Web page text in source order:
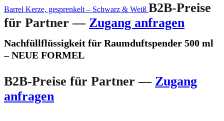
Barrel Kerze, gesprenkelt – Schwarz & Weiß B2B-Preise
für Partner — Zugang anfragen
Nachfüllflüssigkeit für Raumduftspender 500 ml
– NEUE FORMEL
B2B-Preise für Partner — Zugang
anfragen